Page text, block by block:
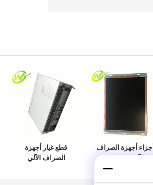
أجزاء أجهزة الصراف
PC280 15 "TFT
قطع غيار أجهزة
الصراف الآلي